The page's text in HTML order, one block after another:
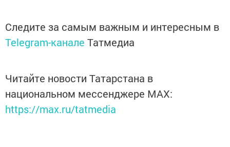
Следите за самым важным и интересным в
Telegram-канале Татмедиа
Читайте новости Татарстана в
национальном мессенджере MАХ:
https://max.ru/tatmedia